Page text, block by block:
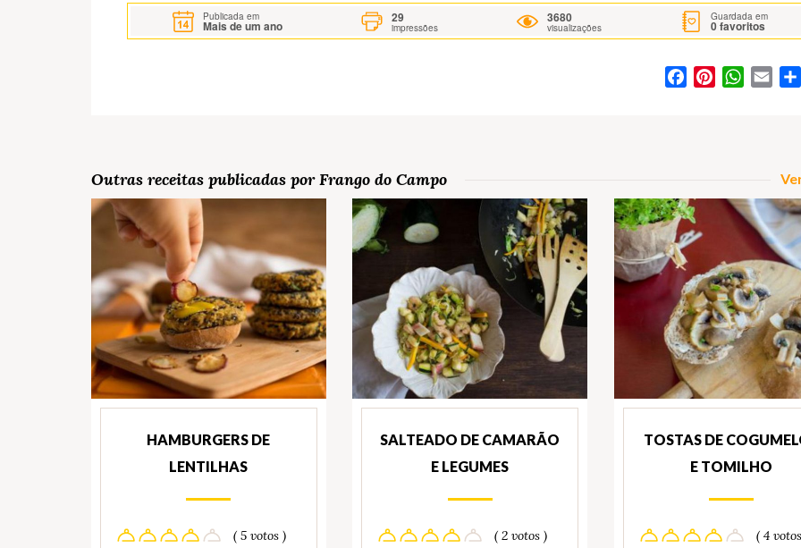
Publicada em
Mais de um ano
29
impressões
3680
visualizações
Guardada em
0favoritos
FacebookPinterestWhatsApp
Email
Outras receitas publicadas por Frango do Campo
HAMBURGERS DE
LENTILHAS
( 5 votos )
SALTEADO DE CAMARÃO
E LEGUMES
( 2 votos )
TOSTAS DE
E TOMILHO
( 4